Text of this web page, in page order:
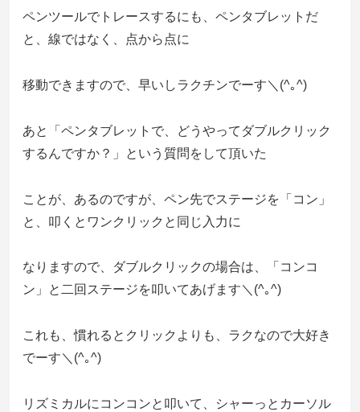
ペンツールでトレースするにも、ペンタブレットだ
と、線ではなく、点から点に
移動できますので、早いしラクチンでーす＼(^｡^)
あと「ペンタブレットで、どうやってダブルクリック
するんですか？」という質問をして頂いた
ことが、あるのですが、ペン先でステージを「コン」
と、叩くとワンクリックと同じ入力に
なりますので、ダブルクリックの場合は、「コンコ
ン」と二回ステージを叩いてあげます＼(^｡^)
これも、慣れるとクリックよりも、ラクなので大好き
でーす＼(^｡^)
リズミカルにコンコンと叩いて、シャーっとカーソル